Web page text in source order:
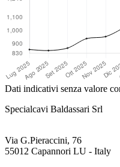
Dati indicativi senza valore
Specialcavi Baldassari Srl
Via G.Pieraccini, 76
55012 Capannori LU - Italy